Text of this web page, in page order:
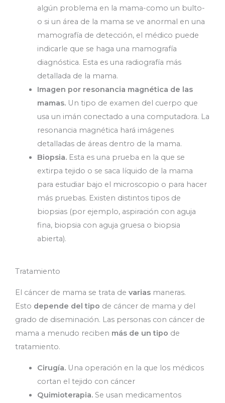
algún problema en la mama-como un bulto-
o si un área de la mama se ve anormal en una
mamografía de detección, el médico puede
indicarle que se haga una mamografía
diagnóstica. Esta es una radiografía más
detallada de la mama.
Imagen por resonancia magnética de las
mamas. Un tipo de examen del cuerpo que
usa un imán conectado a una computadora. La
resonancia magnética hará imágenes
detalladas de áreas dentro de la mama.
Biopsia. Esta es una prueba en la que se
extirpa tejido o se saca líquido de la mama
para estudiar bajo el microscopio o para hacer
más pruebas. Existen distintos tipos de
biopsias (por ejemplo, aspiración con aguja
fina, biopsia con aguja gruesa o biopsia
abierta).
Tratamiento
El cáncer de mama se trata de varias maneras.
Esto depende del tipo de cáncer de mama y del
grado de diseminación. Las personas con cáncer de
mama a menudo reciben más de un tipo de
tratamiento.
Cirugía. Una operación en la que los médicos
cortan el tejido con cáncer
Quimioterapia.Se usan medicamentos